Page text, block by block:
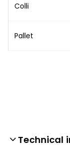
Colli
Pallet
Technical